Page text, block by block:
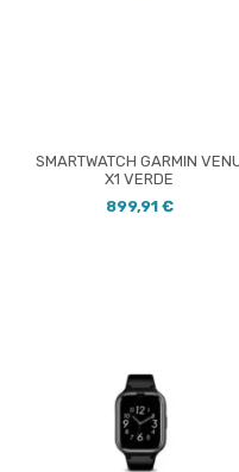
SMARTWATCH GARMIN
X1 VERDE
899,91 €